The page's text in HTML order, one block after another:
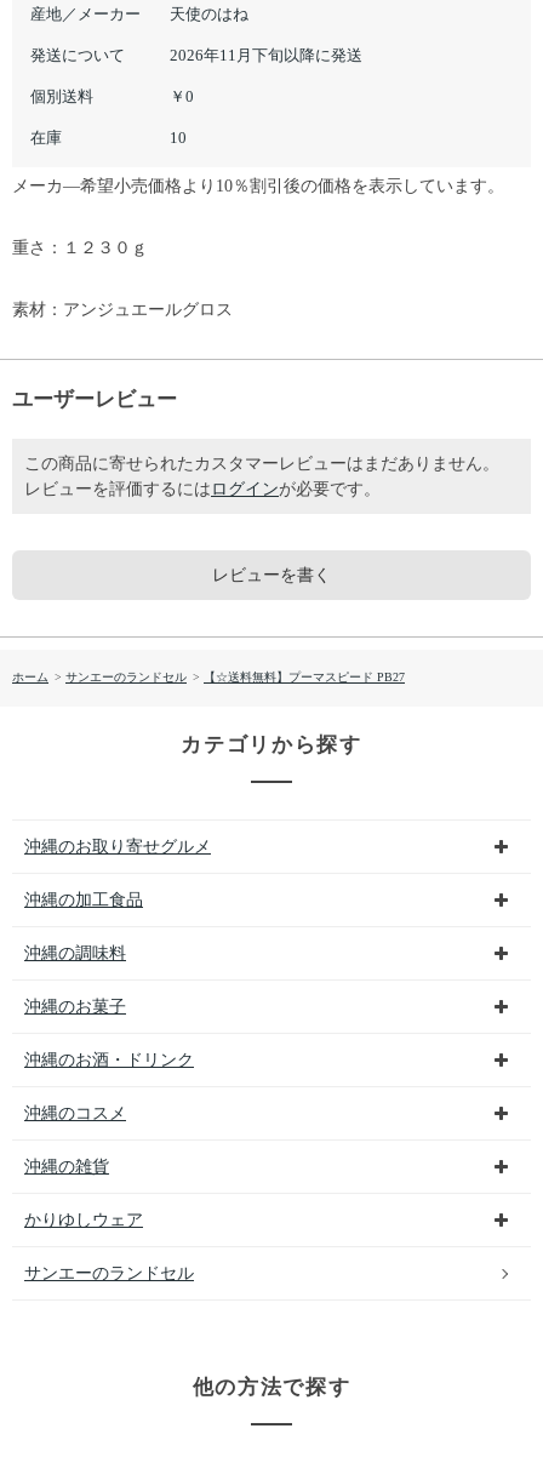
産地／メーカー 天使のはね
発送について 2026年11月下旬以降に発送
個別送料 ￥0
在庫 10
メーカ―希望小売価格より10％割引後の価格を表示しています。
重さ：１２３０ｇ
素材：アンジュエールグロス
ユーザーレビュー
この商品に寄せられたカスタマーレビューはまだありません。
レビューを評価するには ログインが必要です。
レビューを書く
ホーム > サンエーのランドセル > 【☆送料無料】プーマスピード PB27
カテゴリから探す
沖縄のお取り寄せグルメ
沖縄の加工食品
沖縄の調味料
沖縄のお菓子
沖縄のお酒・ドリンク
沖縄のコスメ
沖縄の雑貨
かりゆしウェア
サンエーのランドセル
他の方法で探す